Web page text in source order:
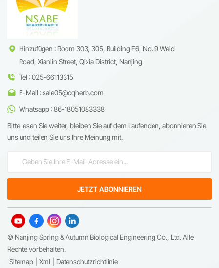
Hinzufügen : Room 303, 305, Building F6, No. 9 Weidi
Road, Xianlin Street, Qixia District, Nanjing
Tel : 025-66113315
E-Mail : sale05@cqherb.com
Whatsapp : 86-18051083338
Bitte lesen Sie weiter, bleiben Sie auf dem Laufenden, abonnieren Sie
uns und teilen Sie uns Ihre Meinung mit.
© Nanjing Spring & Autumn Biological Engineering Co., Ltd. Alle
Rechte vorbehalten.
Sitemap
Xml Datenschutzrichtlinie